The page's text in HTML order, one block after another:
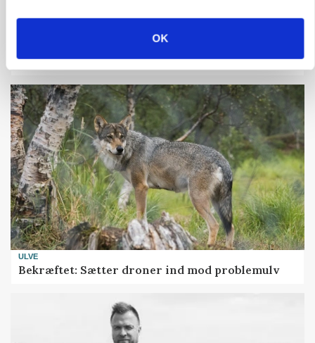
OK
Uændret notering: Spæde lyspunkter i fortsat
presset marked for oksekød
ULVE
Bekræftet: Sætter droner ind mod problemulv